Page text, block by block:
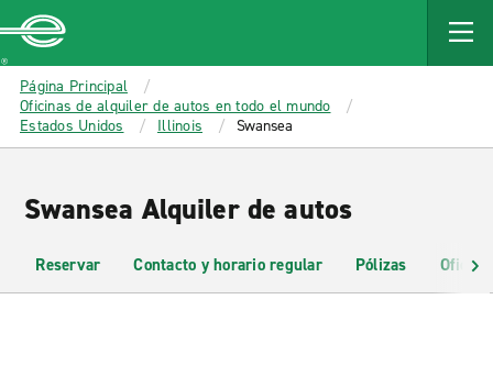
MAIN
CONTENT
Enterprise
Página Principal
Oficinas de alquiler de autos en todo el mundo
Estados Unidos
Illinois Swansea
Swansea Alquiler de autos
Reservar Contacto y horario regular Pólizas